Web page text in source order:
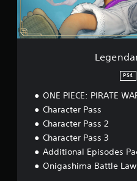
d
i
t
PS4
ONE PIECE: PIRATE
Character Pass
Character Pass 2
Character Pass 3
Additional Episodes
Onigashima Battle